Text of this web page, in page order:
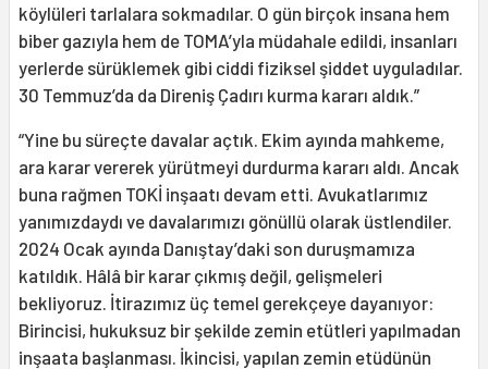
köylüleri tarlalara sokmadılar. O gün birçok insana hem
biber gazıyla hem de TOMA’yla müdahale edildi, insanları
yerlerde sürüklemek gibi ciddi fiziksel şiddet uyguladılar.
30 Temmuz’da da Direniş Çadırı kurma kararı aldık.”
“Yine bu süreçte davalar açtık. Ekim ayında mahkeme,
ara karar vererek yürütmeyi durdurma kararı aldı. Ancak
buna rağmen TOKİ inşaatı devam etti. Avukatlarımız
yanımızdaydı ve davalarımızı gönüllü olarak üstlendiler.
2024 Ocak ayında Danıştay’daki son duruşmamıza
katıldık. Hâlâ bir karar çıkmış değil, gelişmeleri
bekliyoruz. İtirazımız üç temel gerekçeye dayanıyor:
Birincisi, hukuksuz bir şekilde zemin etütleri yapılmadan
inşaata başlanması. İkincisi, yapılan zemin etüdünün